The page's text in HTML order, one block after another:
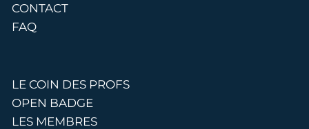
CONTACT
FAQ
LE COIN DES PROFS
OPEN BADGE
LES MEMBRES